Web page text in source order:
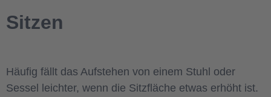
Sitzen
Häufig fällt das Aufstehen von einem Stuhl oder
Sessel leichter, wenn die Sitzfläche etwas erhöht ist.